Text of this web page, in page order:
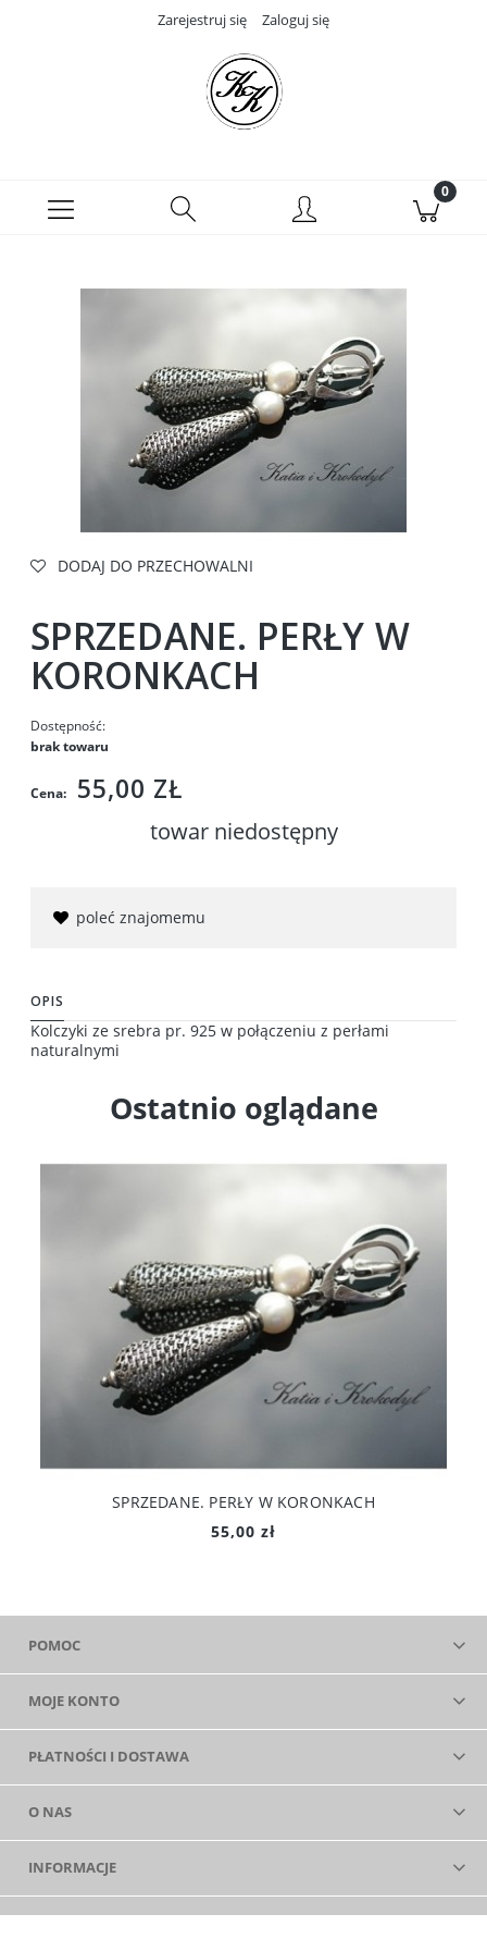
Zarejestruj się Zaloguj się
DODAJ DO PRZECHOWALNI
SPRZEDANE. PERŁY W
KORONKACH
Dostępność:
brak towaru
Cena: 55,00 ZŁ
towar niedostępny
poleć znajomemu
OPIS
Kolczyki ze srebra pr. 925 w połączeniu z perłami
naturalnymi
Ostatnio oglądane
SPRZEDANE. PERŁY W KORONKACH
55,00 zł
POMOC
MOJE KONTO
PŁATNOŚCI I DOSTAWA
O NAS
INFORMACJE